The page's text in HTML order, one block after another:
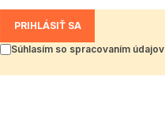
PRIHLÁSIŤ SA
Súhlasím so spracovaním údajov